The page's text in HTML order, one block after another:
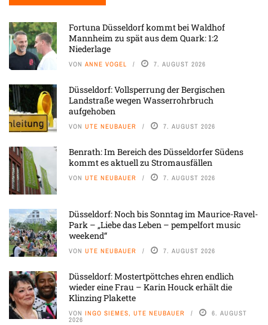
Fortuna Düsseldorf kommt bei Waldhof
Mannheim zu spät aus dem Quark: 1:2
Niederlage
VON ANNE VOGEL 7. AUGUST 2026
Düsseldorf: Vollsperrung der Bergischen
Landstraße wegen Wasserrohrbruch
aufgehoben
VON UTE NEUBAUER 7. AUGUST 2026
Benrath: Im Bereich des Düsseldorfer Südens
kommt es aktuell zu Stromausfällen
VON UTE NEUBAUER 7. AUGUST 2026
Düsseldorf: Noch bis Sonntag im Maurice-Ravel-
Park – „Liebe das Leben – pempelfort music
weekend“
VON UTE NEUBAUER 7. AUGUST 2026
Düsseldorf: Mostertpöttches ehren endlich
wieder eine Frau – Karin Houck erhält die
Klinzing Plakette
VON INGO SIEMES, UTE NEUBAUER 6. AUGUST
2026